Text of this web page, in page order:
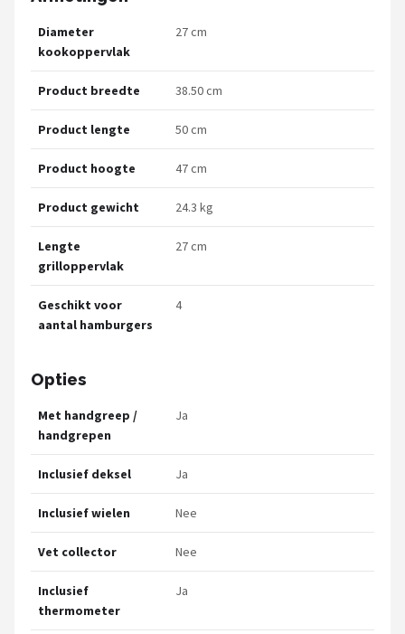
Diameter
kookoppervlak
27 cm
Product breedte 38.50 cm
Product lengte 50 cm
Product hoogte 47 cm
Product gewicht 24.3 kg
Lengte
grilloppervlak
27 cm
Geschikt voor
aantal hamburgers
4
Opties
Met handgreep /
handgrepen
Ja
Inclusief deksel Ja
Inclusief wielen Nee
Vet collector Nee
Inclusief
thermometer
Ja